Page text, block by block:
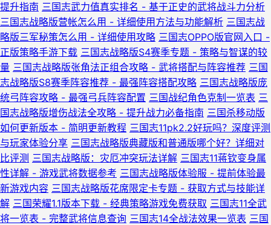
提升指南 三国志武力值真实排名 - 基于正史的武将战斗力分析
三国志战略版营帐怎么用 - 详细使用方法与功能解析 三国志战
略版三军秘策怎么用 - 详细使用攻略 三国志OPPO版官网入口 -
正版策略手游下载 三国志战略版S4赛季专题 - 策略与智谋的较
量 三国志战略版张角法正组合攻略 - 武将搭配与阵容推荐 三国
志战略版S8赛季阵容推荐 - 最强阵容搭配攻略 三国志战略版庞
统弓阵容攻略 - 最强弓兵阵容配置 三国战纪角色克制一览表 三
国志战略版增伤战法全攻略 - 提升战力必备指南 三国杀移动版
如何更新版本 - 简明更新教程 三国志11pk2.2好玩吗？深度评测
与玩家体验分享 三国志战略版典藏版和普通版哪个好？详细对
比评测 三国志战略版：灾厄冲突玩法详解 三国志11蒋钦变身属
性详解 - 游戏武将数据参考 三国志战略版体验服 - 提前体验最
新游戏内容 三国志战略版花席限定卡专题 - 获取方式与技能详
解 三国荣耀1.1版本下载 - 经典策略游戏免费获取 三国志11全武
将一览表 - 完整武将信息查询 三国志14全战法效果一览表 三国